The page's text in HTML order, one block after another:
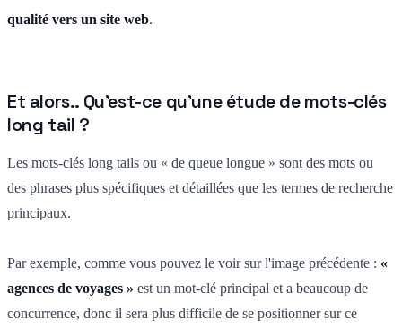
qualité vers un site web.
Et alors.. Qu'est-ce qu'une étude de mots-clés
long tail ?
Les mots-clés long tails ou « de queue longue » sont des mots ou
des phrases plus spécifiques et détaillées que les termes de recherche
principaux.
Par exemple, comme vous pouvez le voir sur l'image précédente : «
agences de voyages » est un mot-clé principal et a beaucoup de
concurrence, donc il sera plus difficile de se positionner sur ce